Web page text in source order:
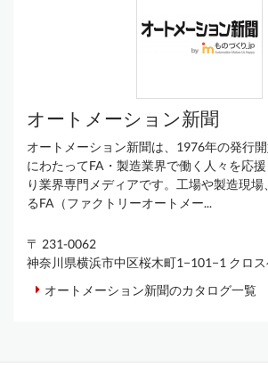
オートメーション新聞
オートメーション新聞は、1976年の発行
にわたってFA・製造業界で働く人々を応
り業界専門メディアです。工場や製造現
るFA（ファクトリーオートメー...
〒 231-0062
神奈川県横浜市中区桜木町1−101−1 クロ
オートメーション新聞のカタログ一覧